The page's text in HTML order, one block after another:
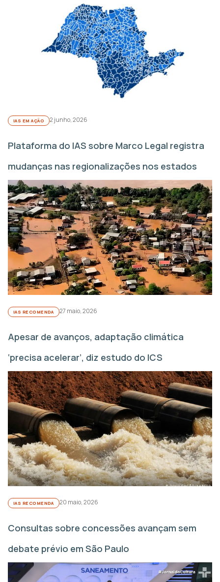
IAS EM AÇÃO 2 junho, 2026
Plataforma do IAS sobre Marco Legal registra
mudanças nas regionalizações nos estados
IAS RECOMENDA 27 maio, 2026
Apesar de avanços, adaptação climática
‘precisa acelerar’, diz estudo do ICS
IAS RECOMENDA 20 maio, 2026
Consultas sobre concessões avançam sem
debate prévio em São Paulo